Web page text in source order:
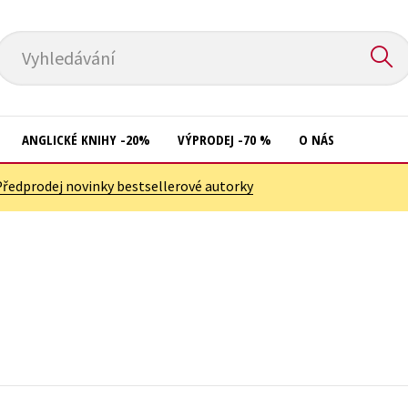
Vyhledávání
ANGLICKÉ KNIHY -20% VÝPRODEJ -70 % O NÁS
novinky bestsellerové autorky